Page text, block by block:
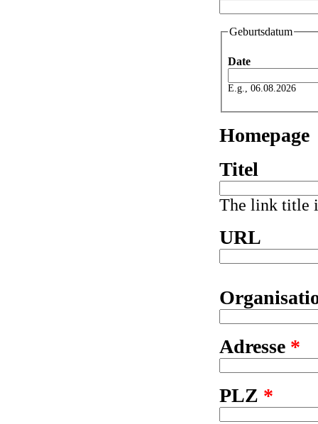
Geburtsdatum
Date
E.g., 06.08.2026
Homepage
Titel
The link title
URL
Adresse *
PLZ *